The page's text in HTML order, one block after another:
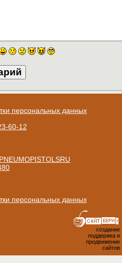
персональных данных
60-12
персональных данных
создание
поддержка и
продвижение
сайтов